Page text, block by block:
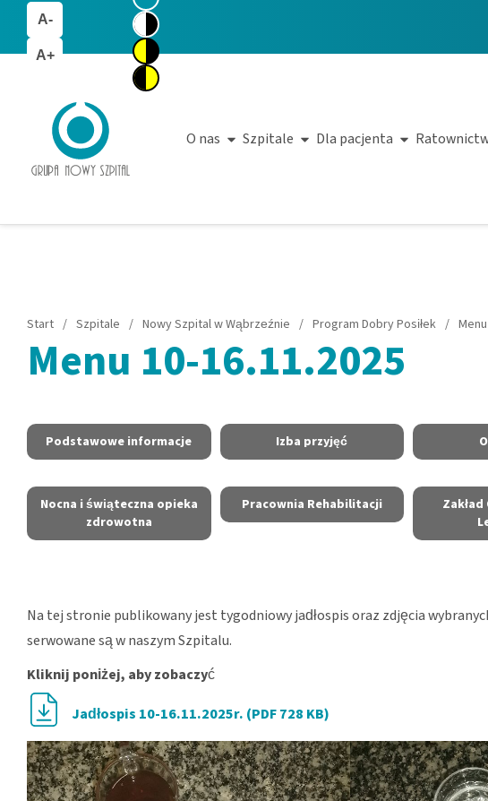
A-
A+
O nas Szpitale Dla pacjenta
Start / Szpitale / Nowy Szpital w Wąbrzeźnie / Program Dobry Posiłek /
Menu 10-16.11.2025
Podstawowe informacje Izba przyjęć
Nocna i świąteczna opieka
zdrowotna
Pracownia Rehabilitacji
Na tej stronie publikowany jest tygodniowy jadłospis oraz zdjęcia
serwowane są w naszym Szpitalu.
Kliknij poniżej, aby zobaczyć
Jadłospis 10-16.11.2025r. (PDF 728 KB)